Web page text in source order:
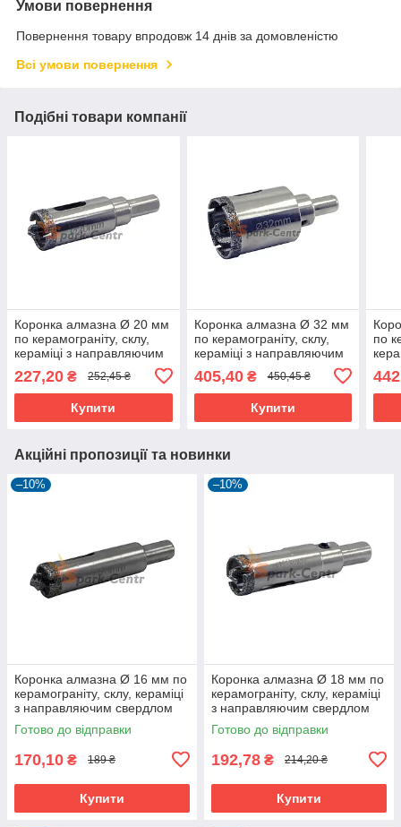
Умови повернення
Повернення товару впродовж 14 днів за домовленістю
Всі умови повернення
Подібні товари компанії
Коронка алмазна Ø 20 мм
по керамограніту, склу,
кераміці з направляючим
227,20 ₴ 252,45 ₴
Купити
Коронка алмазна Ø 32 мм
по керамограніту, склу,
кераміці з направляючим
405,40₴ 450,45 ₴
Купити
по
Акційні пропозиції та новинки
–10%
Коронка алмазна Ø 16 мм по
керамограніту, склу, кераміці
з направляючим свердлом
Готово до відправки
170,10 ₴ 189 ₴
Купити
–10%
Коронка алмазна Ø 18 мм по
керамограніту, склу, кераміці
з направляючим свердлом
Готово до відправки
192,78 ₴ 214,20 ₴
Купити